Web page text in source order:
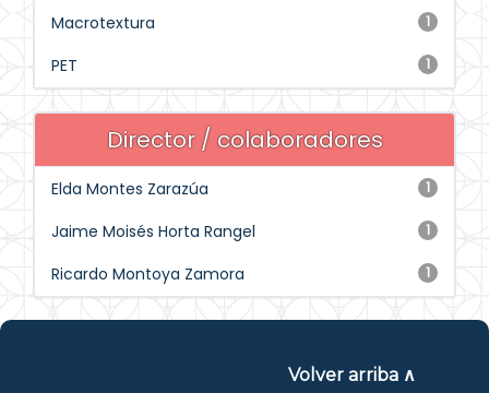
1
Macrotextura
1
PET
Director / colaboradores
1
Elda Montes Zarazúa
1
Jaime Moisés Horta Rangel
1
Ricardo Montoya Zamora
Volver arriba ∧